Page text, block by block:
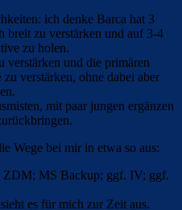
ich denke Barca hat 3
breit zu verstärken und auf 3-4
zu holen.
verstärken und die primären
verstärken, ohne dabei aber
mit paar jungen ergänzen
Wege bei mir in etwa so aus:
ZDM; MS Backup; ggf. IV; ggf.
es für mich zur Zeit aus.